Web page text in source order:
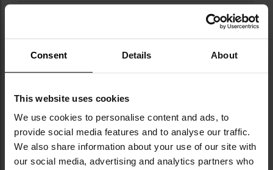
Consent Details About
This website uses cookies
We use cookies to personalise content and ads, to
provide social media features and to analyse our traffic.
We also share information about your use of our site with
our social media, advertising and analytics partners who
Sezon
Весна, Літо, Осінь,
Основний матеріал
Основний колір
Коричневий
Термоактивна
Ні